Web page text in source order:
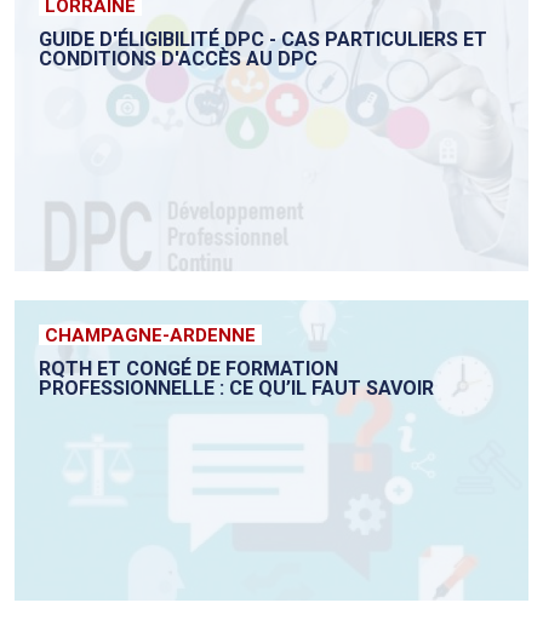
LORRAINE
GUIDE D'ÉLIGIBILITÉ DPC - CAS PARTICULIERS ET
CONDITIONS D'ACCÈS AU DPC
CHAMPAGNE-ARDENNE
RQTH ET CONGÉ DE FORMATION
PROFESSIONNELLE : CE QU’IL FAUT SAVOIR